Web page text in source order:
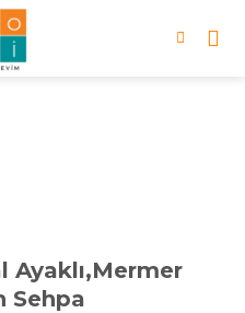
Ayaklı,Mermer
Sehpa